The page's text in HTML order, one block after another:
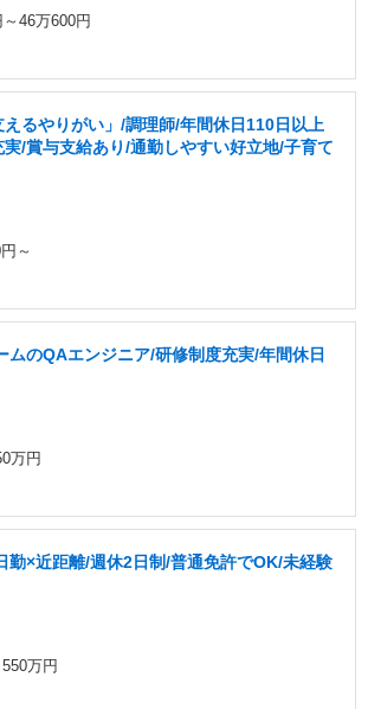
46万600円
えるやりがい」/調理師/年間休日110日以上
/賞与支給あり/通勤しやすい好立地/子育て
～
ムのQAエンジニア/研修制度充実/年間休日
万円
勤×近距離/週休2日制/普通免許でOK/未経験
万円